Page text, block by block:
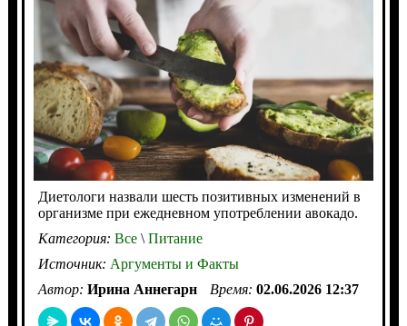
Диетологи назвали шесть позитивных изменений в
организме при ежедневном употреблении авокадо.
Категория: Все\Питание
Источник: Аргументы и Факты
Автор: Ирина Аннегарн Время: 02.06.2026 12:37